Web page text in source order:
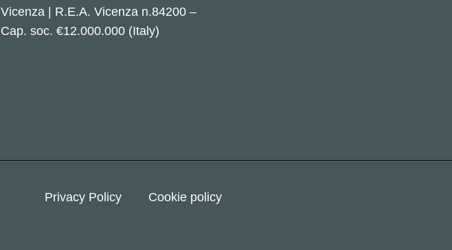
Vicenza | R.E.A. Vicenza n.84200 –
Cap. soc. €12.000.000 (Italy)
Privacy Policy Cookie policy